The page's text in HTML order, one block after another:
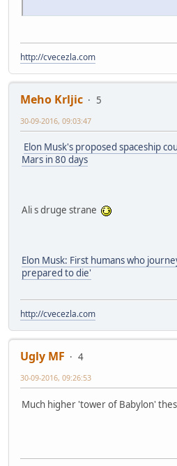
http://cvecezla.com
Meho Krljic
5
30-09-2016, 09:03:47
Elon Musk's proposed spaceship
Mars in 80 days
Ali s druge strane
Elon Musk: First humans who
prepared to die'
http://cvecezla.com
Ugly MF
4
30-09-2016, 09:26:53
Much higher 'tower of Babylon'